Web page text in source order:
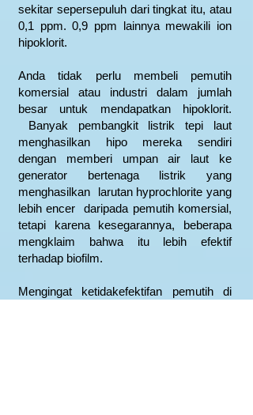
sekitar sepersepuluh dari tingkat itu, atau
0,1 ppm. 0,9 ppm lainnya mewakili ion
hipoklorit.
Anda tidak perlu membeli pemutih
komersial atau industri dalam jumlah
besar untuk mendapatkan hipoklorit.
Banyak pembangkit listrik tepi laut
menghasilkan hipo mereka sendiri
dengan memberi umpan air laut ke
generator bertenaga listrik yang
menghasilkan larutan hyprochlorite yang
lebih encer daripada pemutih komersial,
tetapi karena kesegarannya, beberapa
mengklaim bahwa itu lebih efektif
terhadap biofilm.
Mengingat ketidakefektifan pemutih di